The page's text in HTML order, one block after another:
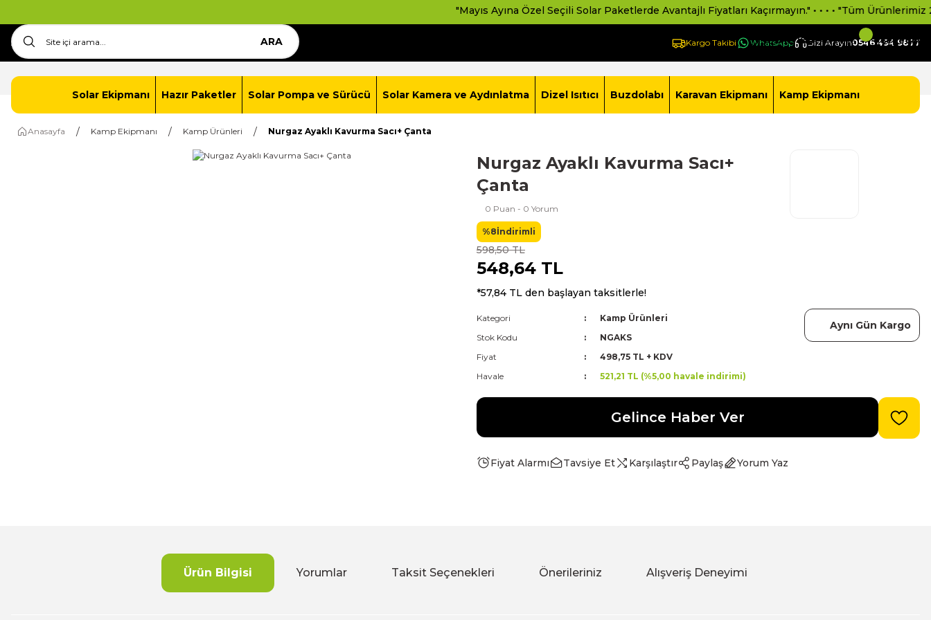
"Mayıs Ayına Özel Seçili Solar Paketlerde Avantajlı Fiyatları Kaçırmayın." • • • • "Tüm Ürünlerimiz 2
Anasayfa İletişim Solar Paket Oluştur Kargo Takibi WhatsApp Bizi Arayın0546 494 9877
ARA Giriş Yap -Yeni Üye Ol Sepetim
Solar Ekipmanı Hazır Paketler Solar Pompa ve Sürücü Solar Kamera ve Aydınlatma Dizel Isıtıcı Buzdolabı Karavan Ekipmanı Kamp Ekipmanı
Anasayfa Kamp Ekipmanı Kamp Ürünleri Nurgaz Ayaklı Kavurma Sacı+ Çanta
Nurgaz Ayaklı Kavurma Sacı+
Çanta
0 Puan - 0 Yorum
%8İndirimli
598,50 TL
548,64 TL
*57,84 TL den başlayan taksitlerle!
Kategori
Kamp Ürünleri
Stok Kodu
NGAKS
Fiyat
498,75 TL + KDV
Havale
521,21 TL (%5,00 havale indirimi)
Aynı Gün Kargo
Gelince Haber Ver
Fiyat Alarmı Tavsiye Et Karşılaştır Paylaş Yorum Yaz
Ürün Bilgisi Yorumlar Taksit Seçenekleri Önerileriniz Alışveriş Deneyimi